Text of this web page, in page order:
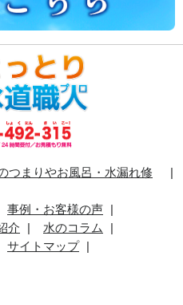
つまりやお風呂・水漏れ修
事例・お客様の声
介
水のコラム
サイトマップ